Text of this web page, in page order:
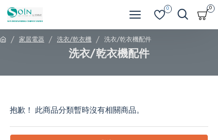
0 0
家居電器 洗衣/乾衣機 洗衣/乾衣機配件
洗衣/乾衣機配件
抱歉！ 此商品分類暫時沒有相關商品。